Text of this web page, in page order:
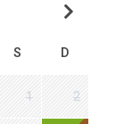
S D
1 2